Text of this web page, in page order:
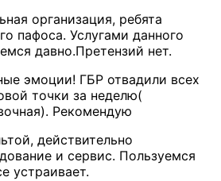
организация, ребята
пафоса. Услугами данного
давно.Претензий нет.
эмоции! ГБР отвадили всех
точки за неделю(
Рекомендую
действительно
и сервис. Пользуемся
устраивает.